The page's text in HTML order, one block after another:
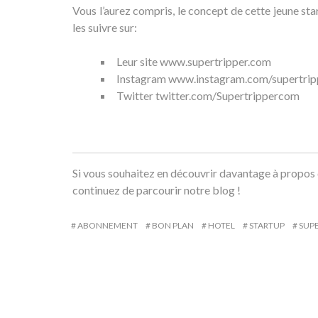
Vous l’aurez compris, le concept de cette jeune
les suivre sur:
Leur sitewww.supertripper.com
Instagram www.instagram.com/
Twittertwitter.com/Supertrippercom
Si vous souhaitez en découvrir davantage à
continuez de parcourir notre blog !
ABONNEMENT BON PLAN HOTEL STARTUP